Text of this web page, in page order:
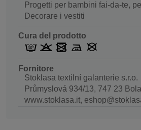
Progetti per bambini fai-da-te,
Decorare i vestiti
Cura del prodotto
Fornitore
Stoklasa textilní galanterie s.r.o.
Průmyslová 934/13, 747 23
www.stoklasa.it,